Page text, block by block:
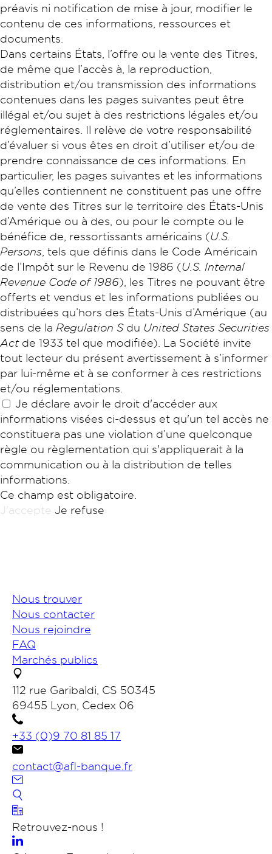
préavis ni notification de mise à jour, modifier le
contenu de ces informations, ressources et
documents.
Dans certains États, l’offre ou la vente des Titres,
de même que l’accès à, la reproduction,
distribution et/ou transmission des informations
contenues dans les pages suivantes peut être
illégal et/ou sujet à des restrictions légales et/ou
réglementaires. Il relève de votre responsabilité
d’évaluer si vous êtes en droit d’utiliser et/ou de
prendre connaissance de ces informations. En
particulier, les pages suivantes et les informations
qu’elles contiennent ne constituent pas une offre
de vente des Titres sur le territoire des États-Unis
d’Amérique ou à des, ou pour le compte ou le
bénéfice de, ressortissants américains (U.S.
Persons , tels que définis dans le Code Américain
de l’Impôt sur le Revenu de 1986 (U.S. Internal
Revenue Code of 1986), les Titres ne pouvant être
offerts et vendus et les informations publiées ou
distribuées qu’hors des États-Unis d’Amérique (au
sens de la Regulation Sdu United States Securities
Actde 1933 tel que modifiée). La Société invite
tout lecteur du présent avertissement à s’informer
par lui-même et à se conformer à ces restrictions
et/ou réglementations.
Je déclare avoir le droit d'accéder aux
informations visées ci-dessus et qu'un tel accès ne
constituera pas une violation d’une quelconque
règle ou règlementation qui s'appliquerait à la
communication ou à la distribution de telles
informations.
Ce champ est obligatoire.
J'accepte Je refuse
Nous trouver
Nous contacter
Nous rejoindre
FAQ
Marchés publics
112 rue Garibaldi, CS 50345
69455 Lyon, Cedex 06
+33 (0)9 70 81 85 17
contact@afl-banque.fr
Retrouvez-nous !